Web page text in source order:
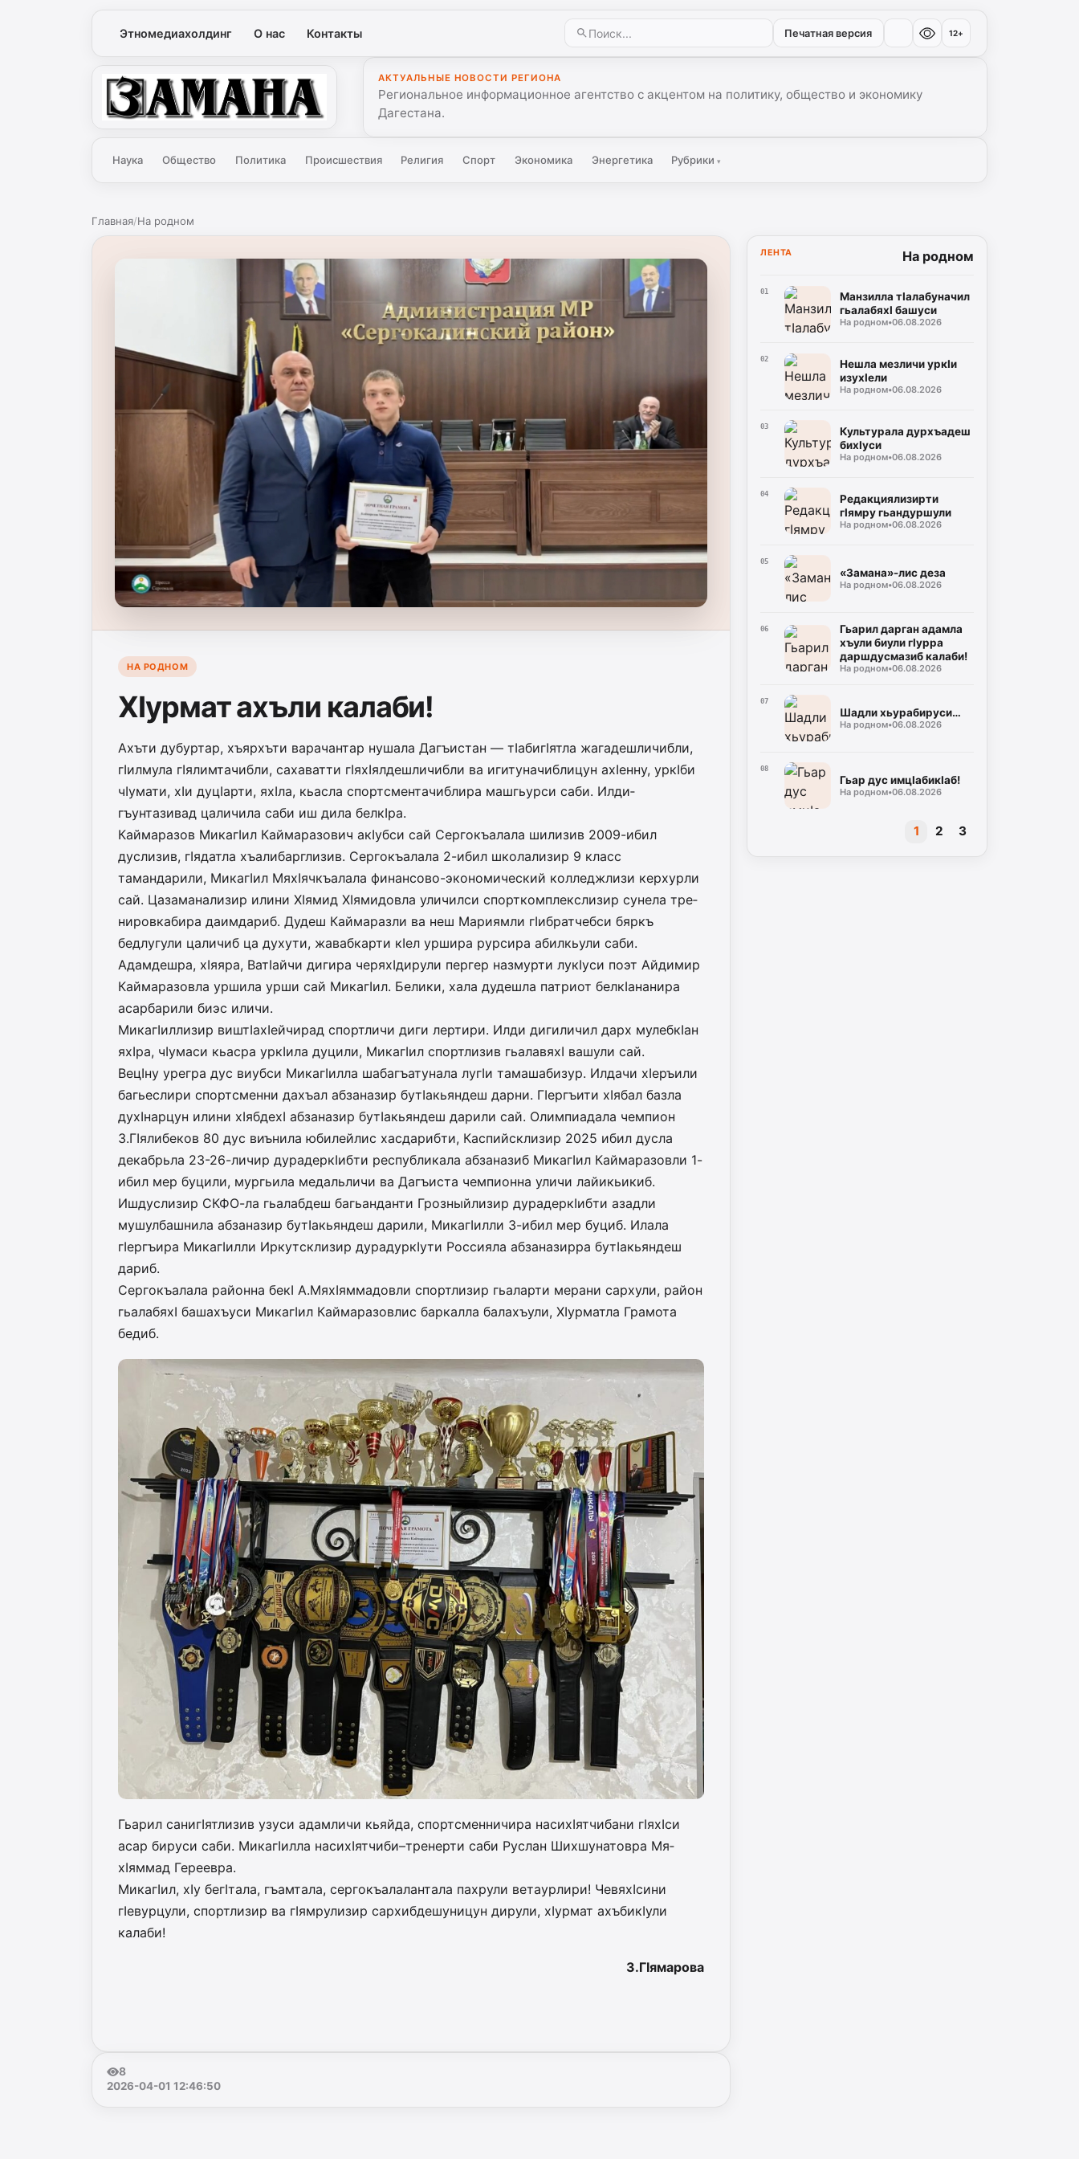
Этномедиахолдинг О нас Контакты Печатная версия 12+
Замана
АКТУАЛЬНЫЕ НОВОСТИ РЕГИОНА
Региональное информационное агентство с акцентом на политику, общество и экономику
Дагестана.
Наука Общество Политика Происшествия Религия Спорт Экономика Энергетика Рубрики▾
Главная/На родном
НА РОДНОМ
ХIурмат ахъли калаби!
Ахъти дубуртар, хъяр­хъти ва­ра­чантар ну­ша­ла Да­гъистан — тIа­би­гIят­ла жа­­­га­дешличибли,
гIи­л­му­­ла гIя­­ли­м­та­чибли, саха­ват­­­ти гIяхIял­дешличибли ва иги­туна­чиблицун ахIен­ну, уркI­­би
чIу­мати, хIи дуцIар­ти, яхIла, кьасла спорт­смен­та­­чиблира машгьурси саби. Ил­ди­
гъунтазивад цаличила саби иш дила белкIра.
Каймаразов МикагIил Кай­маразович акIубси сай Сергокъалала шилизив 2009-ибил
дуслизив, гIя­датла хъалибарглизив. Сер­гокъалала 2-ибил школализир 9 класс
тамандарили, Ми­кагIил МяхIячкъалала фи­нансово-экономический кол­леджлизи керхурли
сай. Ца­заманализир илини ХIя­мид ХIямидовла уличилси спорткомплекслизир сунела тре­
нировкабира даимдариб. Дудеш Каймаразли ва неш Мариямли гIибратчебси бяркъ
бедлугули цаличиб ца духути, жавабкарти кIел ур­шира рурсира абилкьули саби.
Адамдешра, хIяяра, Ва­тIайчи ди­гира че­ряхI­ди­рули пергер наз­мурти лукIуси поэт Ай­ди­мир
Каймаразовла уршила урши сай МикагIил. Белики, хала дудешла пат­риот бел­кIананира
асарбарили биэс иличи.
МикагIиллизир виштIа­хIей­­­­чирад спортличи диги лер­­­тири. Илди дигиличил дарх мулеб­кIан
яхIра, чIу­ма­­си кьасра уркIила дуцили, Ми­­кагIил спорт­лизив гьа­ла­вяхI вашули сай.
ВецIну урегра дус виубси Мика­гIил­ла шабагъату­на­ла лугIи тамашабизур. Ил­да­чи хIеръили
багьеслири спортсменни дахъал абзаназир бутIакьяндеш дарни. ГIергъити хIябал базла
духI­нарцун илини хIябдехI аб­заназир бутIакьяндеш дарили сай. Олимпиадала чемпион
З.ГIялибеков 80 дус виънила юбилейлис хас­да­рибти, Каспийсклизир 2025 ибил дусла
декабрьла 23-26-личир дурадеркIибти респуб­ликала абзаназиб Ми­кагIил Кай­маразовли 1-
ибил мер бу­цили, мургьила медальличи ва Дагъиста чемпионна уличи лайикьикиб.
Ишдуслизир СКФО-ла гьалабдеш багьанданти Гроз­ный­лизир ду­ра­­­дер­кIибти азад­ли
мушул­баш­­нила абза­назир бу­­тI­а­­кьяндеш дарили, Ми­кагIилли 3-ибил мер бу­циб. Илала
гIергъира Ми­­­ка­гIилли Иркутсклизир ду­­­­р­а­­дуркIути Россияла аб­за­­на­­зирра бу­тIа­кьяндеш
да­­риб.
Сергокъалала районна бекI А.МяхIяммадовли спорт­­­­лизир гьаларти мерани сар­хули, район
гьалабяхI ба­­шахъуси МикагIил Кайма­ра­зовлис баркалла балахъули, ХIурматла Грамота
бедиб.
Гьарил санигIятлизив узу­си адам­личи кьяйда, спорт­с­менничира наси­хIят­чибани гIяхIси
асар бируси саби. МикагIилла на­си­хIят­чиби–тренерти саби Руслан Ших­шу­натовра Мя­
хIяммад Гереевра.
МикагIил, хIу бегIтала, гъамтала, сергокъалалантала пахрули ветаурлири! ЧевяхIсини
гIевурцули, спортлизир ва гIямрулизир сархибдешуницун дирули, хIурмат ахъбикIули
калаби!
З.ГIямарова
8
2026-04-01 12:46:50
ЛЕНТА На родном
01
Манзилла тIалабуначил
гьалабяхI башуси
На родном•06.08.2026
02
Нешла мезличи уркIи
изухIели
На родном•06.08.2026
03
Культурала дурхъадеш
бихIуси
На родном•06.08.2026
04
Редакциялизирти
гIямру гьандуршули
На родном•06.08.2026
05
«Замана»-лис деза
На родном•06.08.2026
06
Гьарил дарган адамла
хъули биули гIурра
даршдусмазиб калаби!
На родном•06.08.2026
07
Шадли хьурабируси…
На родном•06.08.2026
08
Гьар дус им­цIа­би­кIаб!
На родном•06.08.2026
1 2 3